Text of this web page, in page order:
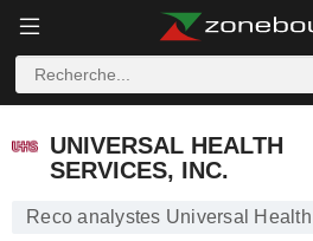
UNIVERSAL HEALTH
SERVICES, INC.
Reco analystes Universal